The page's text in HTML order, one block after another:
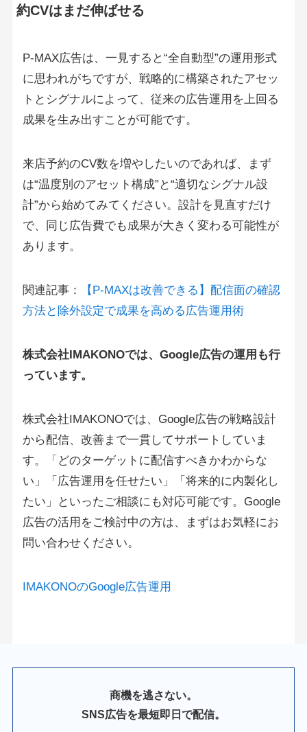
約CVはまだ伸ばせる
P-MAX広告は、一見すると“全自動型”の運用形式
に思われがちですが、戦略的に構築されたアセッ
トとシグナルによって、従来の広告運用を上回る
成果を生み出すことが可能です。
来店予約のCV数を増やしたいのであれば、まず
は“温度別のアセット構成”と“適切なシグナル設
計”から始めてみてください。設計を見直すだけ
で、同じ広告費でも成果が大きく変わる可能性が
あります。
関連記事：
【P-MAXは改善できる】配信面の確認
方法と除外設定で成果を高める広告運用術
株式会社IMAKONOでは、Google広告の運用も行
っています。
株式会社IMAKONOでは、Google広告の戦略設計
から配信、改善まで一貫してサポートしていま
す。「どのターゲットに配信すべきかわからな
い」「広告運用を任せたい」「将来的に内製化し
たい」といったご相談にも対応可能です。Google
広告の活用をご検討中の方は、まずはお気軽にお
問い合わせください。
IMAKONOのGoogle広告運用
商機を逃さない。
SNS広告を最短即日で配信。